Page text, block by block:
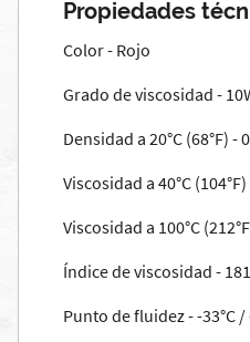
Propiedades
Color - Rojo
Grado de viscosidad -
Densidad a 20°C (68°F) -
Viscosidad a 40°C
Viscosidad a 100°C
Índice de viscosidad - 181
Punto de fluidez - -33°C /